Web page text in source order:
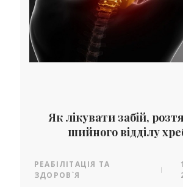
Як лікувати забій,
шийного відділу
РЕАБІЛІТАЦІЯ ТА
ЗДОРОВ`Я